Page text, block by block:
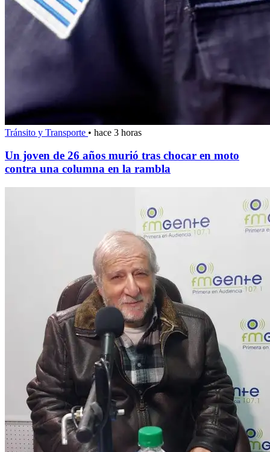
Tránsito y Transporte • hace 3 horas
Un joven de 26 años murió tras chocar en moto
contra una columna en la rambla